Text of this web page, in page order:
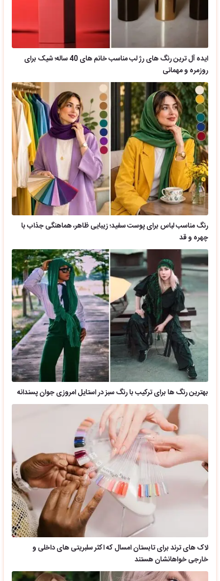
ایده آل ترین رنگ های رژ لب مناسب خانم های 40 ساله؛ شیک برای
روزمره و مهمانی
رنگ مناسب لباس برای پوست سفید؛ زیبایی ظاهر، هماهنگی جذاب با
چهره و قد
بهترین رنگ ها برای ترکیب با رنگ سبز در استایل امروزی جوان پسندانه
لاک های ترند برای تابستان امسال که اکثر سلبریتی های داخلی و
خارجی خواهانشان هستند